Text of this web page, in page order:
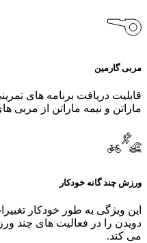
مربی گارمین
ماراتن و نیمه ماراتن از مربی
ورزش چند گانه خودکار
این ویژگی به طور خودکار
دویدن را در فعالیت‌ های چند
می کند.